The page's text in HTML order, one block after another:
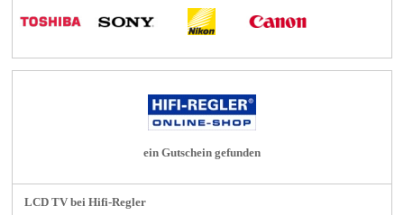
ein Gutschein gefunden
LCD TV bei Hifi-Regler